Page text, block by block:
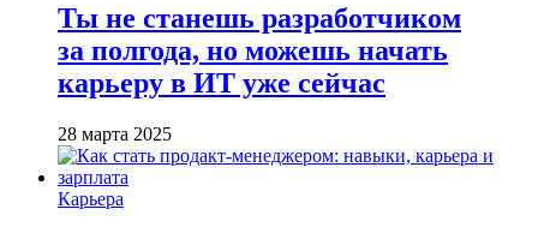
Ты не станешь разработчиком
за полгода, но можешь начать
карьеру в ИТ уже сейчас
28 марта 2025
Карьера